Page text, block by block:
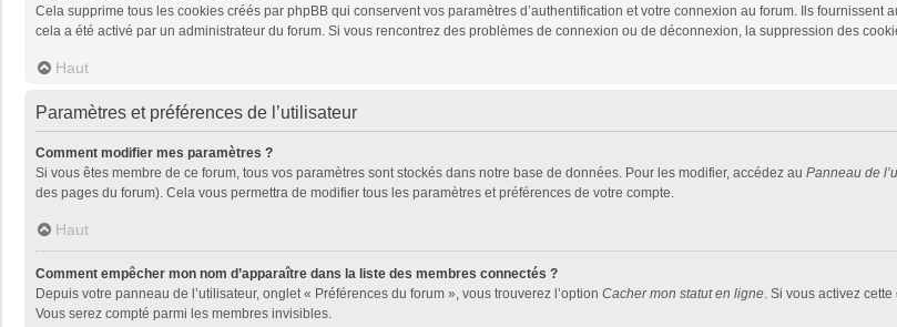
Cela supprime tous les cookies créés par phpBB qui conservent vos paramètres d’authentification et votre connexion au forum. Ils
cela a été activé par un administrateur du forum. Si vous rencontrez des problèmes de connexion ou de déconnexion, la suppression des
Haut
Paramètres et préférences de l’utilisateur
Comment modifier mes paramètres ?
Si vous êtes membre de ce forum, tous vos paramètres sont stockés dans notre base de données. Pour les modifier, accédez au Panneau de
des pages du forum). Cela vous permettra de modifier tous les paramètres et préférences de votre compte.
Haut
Comment empêcher mon nom d’apparaître dans la liste des membres connectés ?
Depuis votre panneau de l’utilisateur, onglet « Préférences du forum », vous trouverez l’option Cacher mon statut en ligne. Si vous activez
Vous serez compté parmi les membres invisibles.